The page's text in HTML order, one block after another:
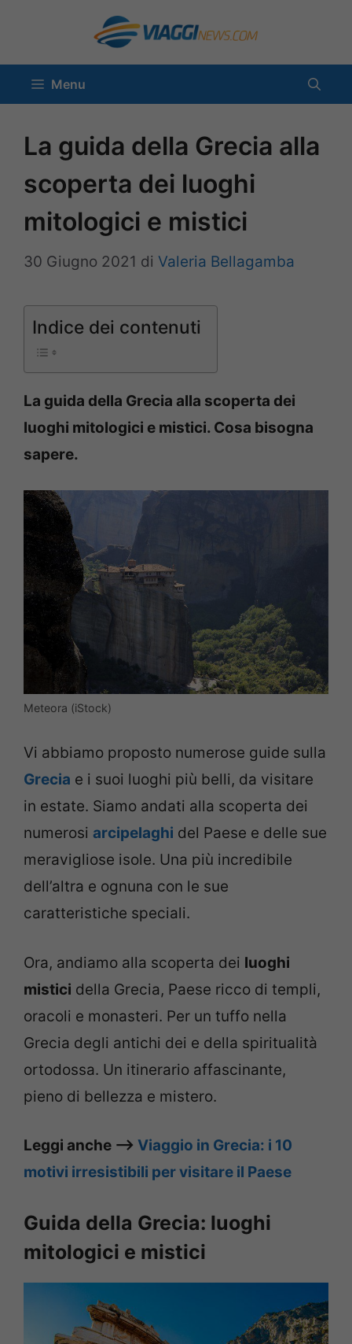
contenuto
Menu
La guida della Grecia alla
scoperta dei luoghi
mitologici e mistici
30 Giugno 2021 di Valeria Bellagamba
Indice dei contenuti
La guida della Grecia alla scoperta dei
luoghi mitologici e mistici. Cosa bisogna
sapere.
Meteora (iStock)
Vi abbiamo proposto numerose guide sulla
Grecia e i suoi luoghi più belli, da visitare
in estate. Siamo andati alla scoperta dei
numerosi arcipelaghi del Paese e delle sue
meravigliose isole. Una più incredibile
dell’altra e ognuna con le sue
caratteristiche speciali.
Ora, andiamo alla scoperta dei luoghi
mistici della Grecia, Paese ricco di templi,
oracoli e monasteri. Per un tuffo nella
Grecia degli antichi dei e della spiritualità
ortodossa. Un itinerario affascinante,
pieno di bellezza e mistero.
Leggi anche –> Viaggio in Grecia: i 10
motivi irresistibili per visitare il Paese
Guida della Grecia: luoghi
mitologici e mistici